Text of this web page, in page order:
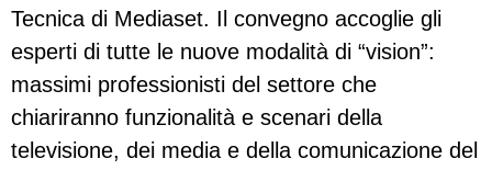
Tecnica di Mediaset. Il convegno accoglie gli
esperti di tutte le nuove modalità di “vision”:
massimi professionisti del settore che
chiariranno funzionalità e scenari della
televisione, dei media e della comunicazione del